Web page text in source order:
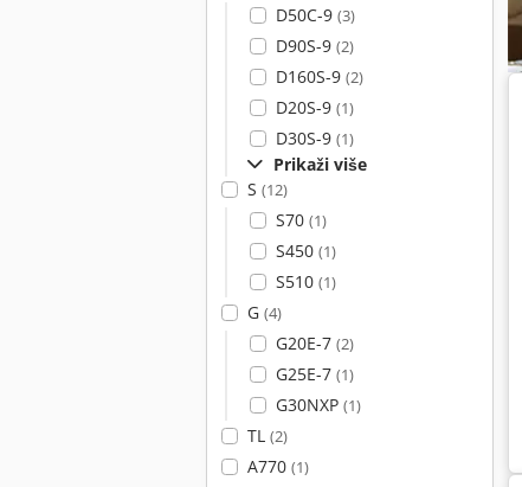
D50C-9 (3)
D90S-9 (2)
D160S-9 (2)
D20S-9 (1)
D30S-9 (1)
Prikaži više
S (12)
S70 (1)
S450 (1)
S510 (1)
G (4)
G20E-7 (2)
G25E-7 (1)
G30NXP (1)
TL (2)
A770 (1)